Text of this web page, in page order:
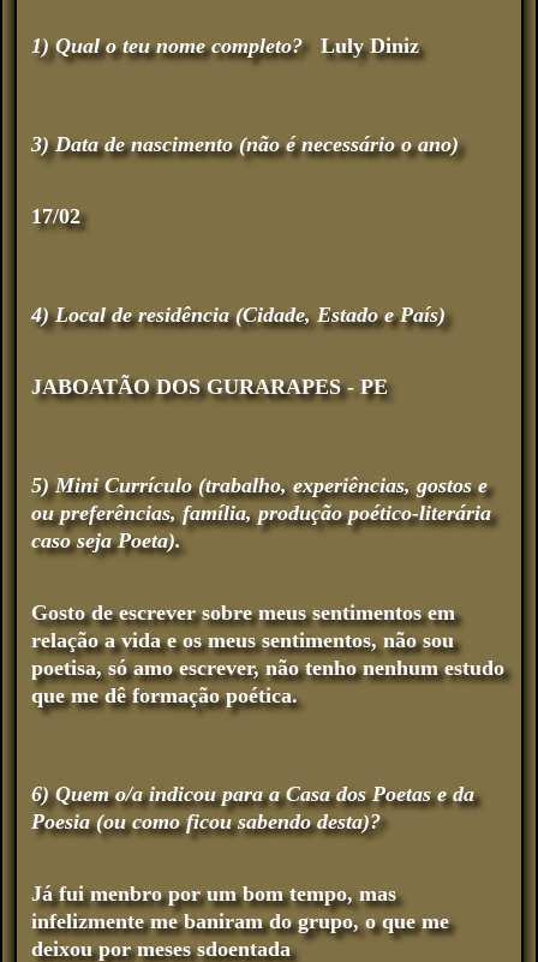
1) Qual o teu nome completo? Luly Diniz
3) Data de nascimento (não é necessário o ano)
17/02
4) Local de residência (Cidade, Estado e País)
JABOATÃO DOS GURARAPES - PE
5) Mini Currículo (trabalho, experiências, gostos e
ou preferências, família, produção poético-literária
caso seja Poeta).
Gosto de escrever sobre meus sentimentos em
relação a vida e os meus sentimentos, não sou
poetisa, só amo escrever, não tenho nenhum estudo
que me dê formação poética.
6) Quem o/a indicou para a Casa dos Poetas e da
Poesia (ou como ficou sabendo desta)?
Já fui menbro por um bom tempo, mas
infelizmente me baniram do grupo, o que me
deixou por meses sdoentada